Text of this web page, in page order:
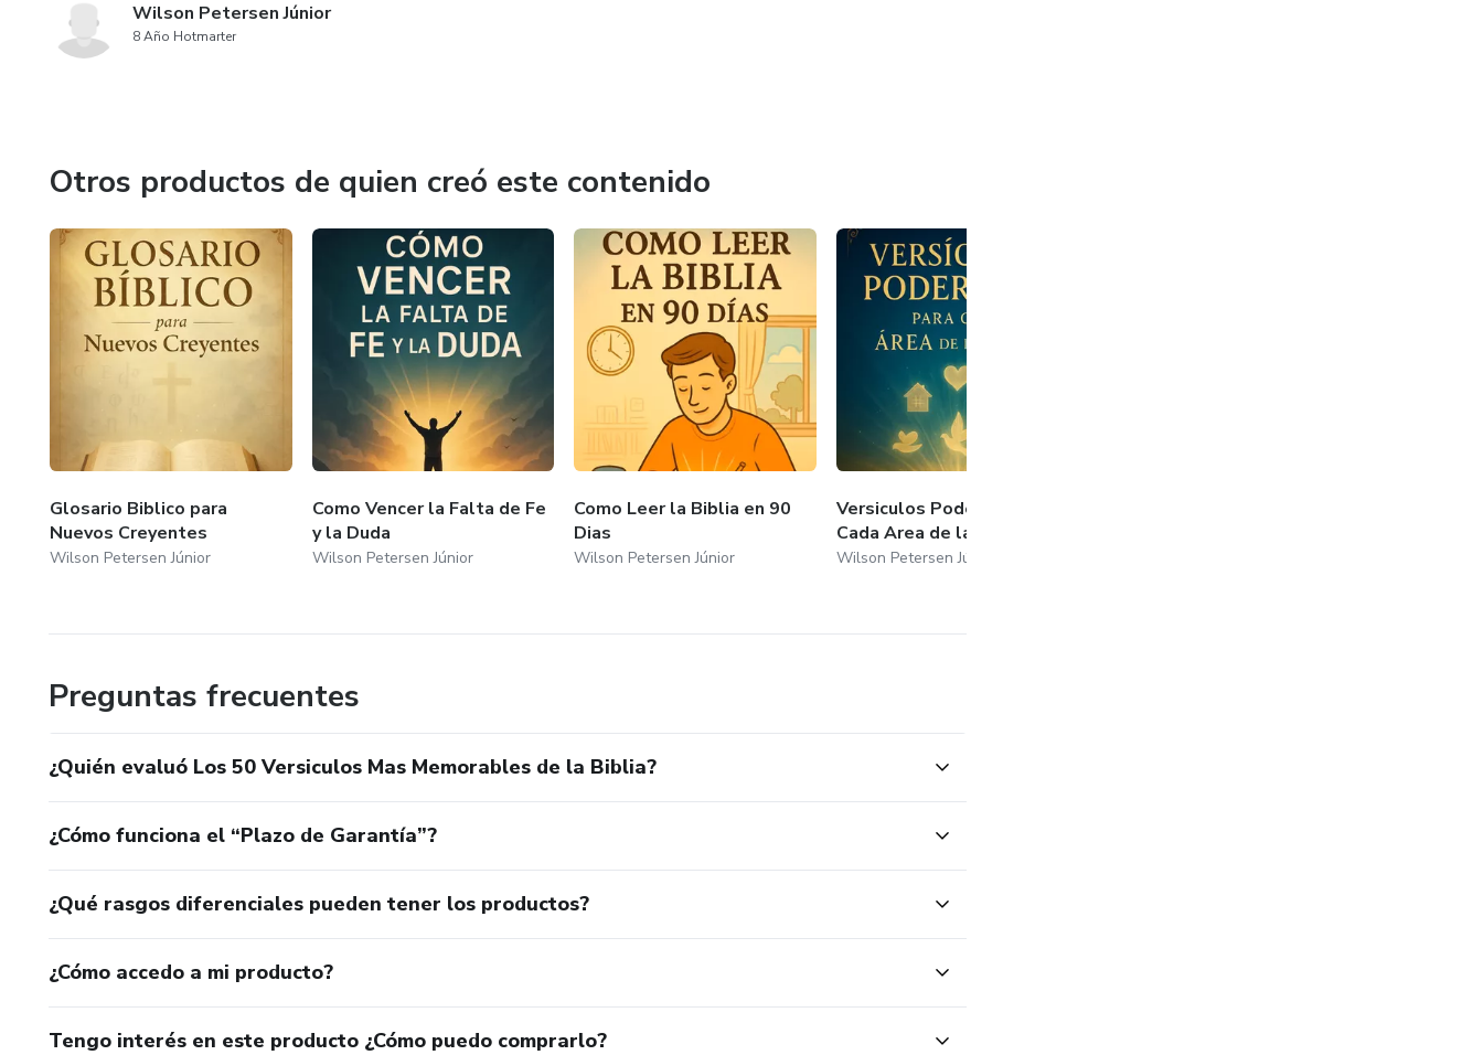
Wilson Petersen Júnior
8 Año Hotmarter
Otros productos de quien creó este contenido
Glosario Biblico para
Nuevos Creyentes
Wilson Petersen Júnior
Como Vencer la Falta de Fe
y la Duda
Wilson Petersen Júnior
Como Leer la Biblia en 90
Dias
Wilson Petersen Júnior
Versiculos Poderosos para
Cada Area de la Vida
Wilson Petersen Júnior
Preguntas frecuentes
¿Quién evaluó Los 50 Versiculos Mas Memorables de la Biblia?
¿Cómo funciona el “Plazo de Garantía”?
¿Qué rasgos diferenciales pueden tener los productos?
¿Cómo accedo a mi producto?
Tengo interés en este producto ¿Cómo puedo comprarlo?